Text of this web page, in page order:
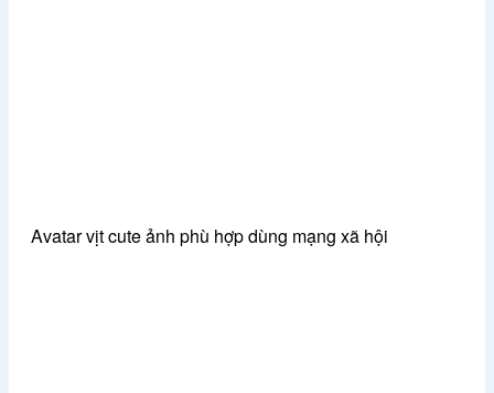
Avatar vịt cute ảnh phù hợp dùng mạng xã hội